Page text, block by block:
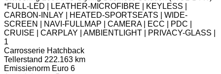
*FULL-LED | LEATHER-MICROFIBRE | KEYLESS |
CARBON-INLAY | HEATED-SPORTSEATS | WIDE-
SCREEN | NAVI-FULLMAP | CAMERA | ECC | PDC |
CRUISE | CARPLAY | AMBIENTLIGHT | PRIVACY-GLASS |
1
Carrosserie Hatchback
Tellerstand 222.163 km
Emissienorm Euro 6